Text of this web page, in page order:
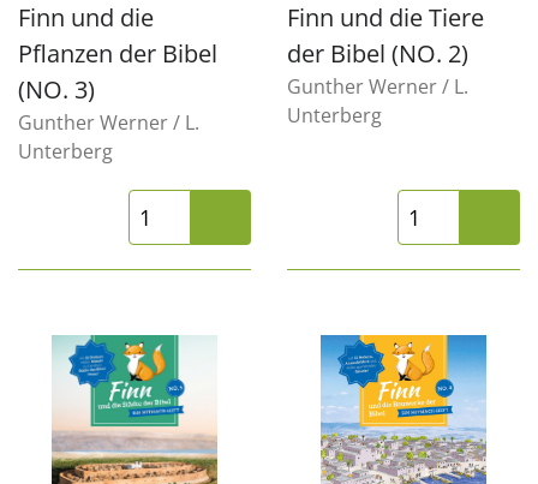
Finn und die
Pflanzen der Bibel
(NO. 3)
Gunther Werner / L.
Unterberg
Finn und die Tiere
der Bibel (NO. 2)
Gunther Werner / L.
Unterberg